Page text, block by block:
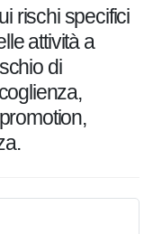
rischi
nelle
con rischio